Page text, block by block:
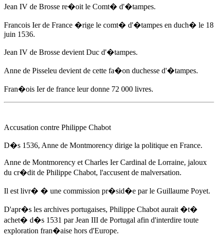
Jean IV de Brosse re�oit le Comt� d'�tampes.
Francois Ier de France �rige le comt� d'�tampes en duch� le 18
juin 1536.
Jean IV de Brosse devient Duc d'�tampes.
Anne de Pisseleu devient de cette fa�on duchesse d'�tampes.
Fran�ois Ier de france leur donne 72 000 livres.
Accusation contre Philippe Chabot
D�s 1536, Anne de Montmorency dirige la politique en France.
Anne de Montmorency et Charles Ier Cardinal de Lorraine, jaloux
du cr�dit de Philippe Chabot, l'accusent de malversation.
Il est livr� � une commission pr�sid�e par le Guillaume Poyet.
D'apr�s les archives portugaises, Philippe Chabot aurait �t�
achet� d�s 1531 par Jean III de Portugal afin d'interdire toute
exploration fran�aise hors d'Europe.